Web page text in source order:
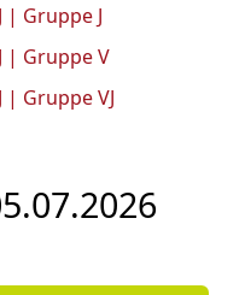
| Gruppe J
| Gruppe V
| Gruppe VJ